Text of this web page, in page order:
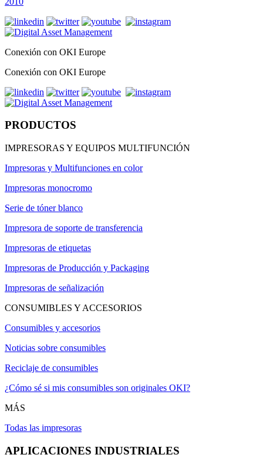
Conexión con OKI Europe
Conexión con OKI Europe
PRODUCTOS
IMPRESORAS Y EQUIPOS MULTIFUNCIÓN
Impresoras y Multifunciones en color
Impresoras monocromo
Serie de tóner blanco
Impresora de soporte de transferencia
Impresoras de etiquetas
Impresoras de Producción y Packaging
Impresoras de señalización
CONSUMIBLES Y ACCESORIOS
Consumibles y accesorios
Noticias sobre consumibles
Reciclaje de consumibles
¿Cómo sé si mis consumibles son originales OKI?
MÁS
Todas las impresoras
APLICACIONES INDUSTRIALES